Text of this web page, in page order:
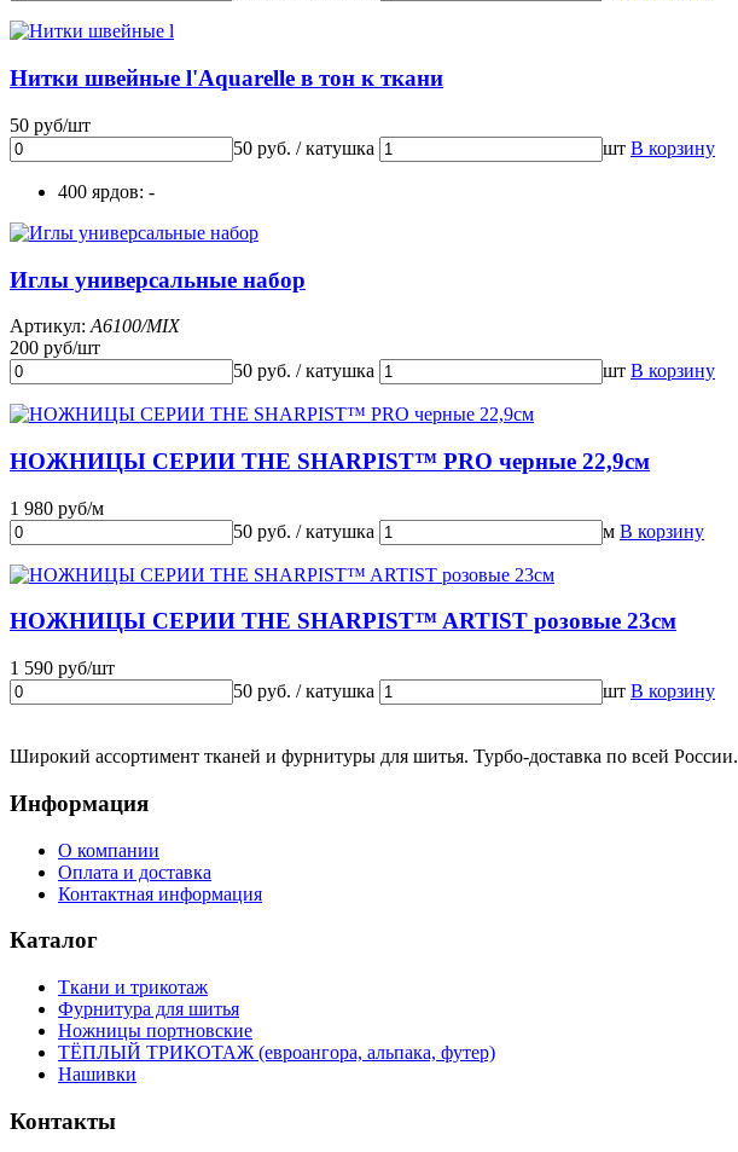
Нитки швейные l'Aquarelle в тон к ткани
50 руб/шт
50 руб. / катушка
шт В корзину
400 ярдов: -
Иглы универсальные набор
Артикул: A6100/MIX
200 руб/шт
50 руб. / катушка
шт В корзину
НОЖНИЦЫ СЕРИИ THE SHARPIST™ PRO черные 22,9см
1 980 руб/м
50 руб. / катушка
м В корзину
НОЖНИЦЫ СЕРИИ THE SHARPIST™ ARTIST розовые 23см
1 590 руб/шт
50 руб. / катушка
шт В корзину
Широкий ассортимент тканей и фурнитуры для шитья. Турбо-доставка по всей России.
Информация
О компании
Оплата и доставка
Контактная информация
Каталог
Ткани и трикотаж
Фурнитура для шитья
Ножницы портновские
ТЁПЛЫЙ ТРИКОТАЖ (евроангора, альпака, футер)
Нашивки
Контакты